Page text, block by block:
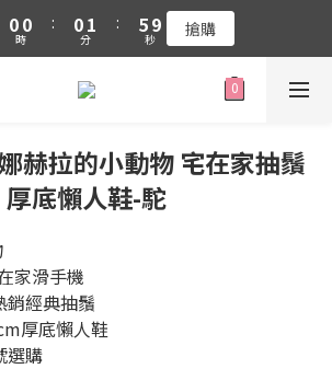
新品上市88折+滿件贈零錢包(隨機)
00
時
:
01
0
分
:
5
4
0
9
8
4
3
2
1
秒 搶購
新品上市88折+滿件贈零錢包(隨機)
赫拉的小動物 宅在家抽鬚
厚底懶人鞋-駝
家滑手機
銷經典抽鬚
厚底懶人鞋
選購